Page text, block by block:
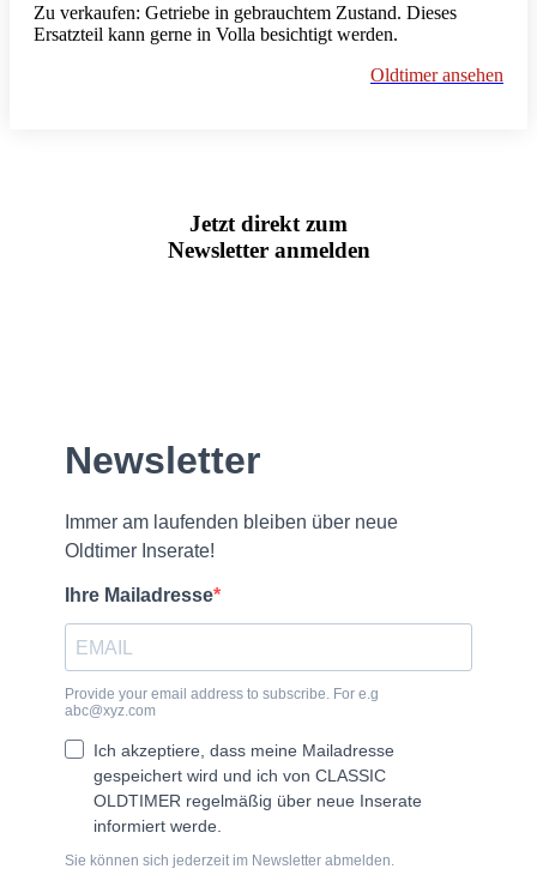
Zu verkaufen: Getriebe in gebrauchtem Zustand. Dieses
Ersatzteil kann gerne in Volla besichtigt werden.
Oldtimer ansehen
Jetzt direkt zum
Newsletter anmelden